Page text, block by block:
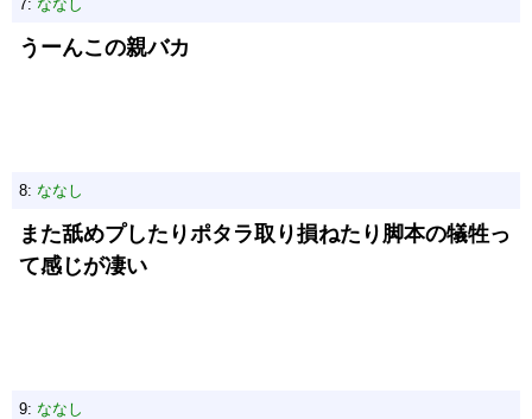
7: ななし
うーんこの親バカ
8: ななし
また舐めプしたりポタラ取り損ねたり脚本の犠牲っ
て感じが凄い
9: ななし